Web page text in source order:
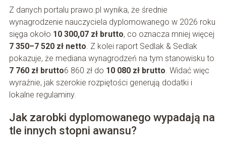
Z danych portalu prawo.pl wynika, że średnie
wynagrodzenie nauczyciela dyplomowanego w 2026 roku
sięga około 10 300,07 zł brutto, co oznacza mniej więcej
7 350–7 520 zł netto. Z kolei raport Sedlak & Sedlak
pokazuje, że mediana wynagrodzeń na tym stanowisku to
7 760 zł brutto6 860 zł do 10 080 zł brutto. Widać więc
wyraźnie, jak szerokie rozpiętości generują dodatki i
lokalne regulaminy.
Jak zarobki dyplomowanego wypadają na
tle innych stopni awansu?